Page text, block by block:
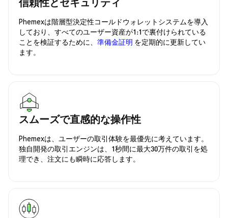
Phemexは階層型決定性コールドウォレットシステムを導入
しており、すべてのユーザー資産が1:1で裏付けられている
ことを検証するために、 準備金証明 を定期的に更新してい
ます。
スムーズで直感的な操作性
Phemexは、ユーザーの取引体験を最優先に考えています。
独自開発の取引エンジンは、1秒間に最大30万件の取引を処
理でき、注文にも瞬時に応答します。